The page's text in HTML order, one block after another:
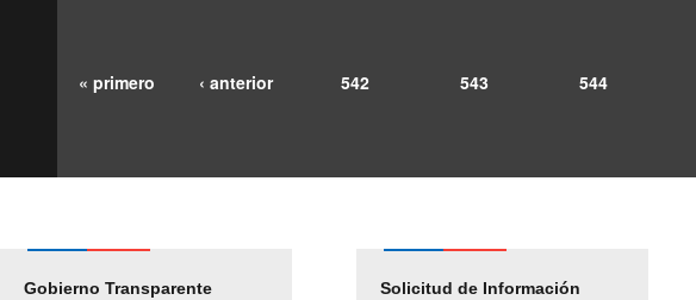
« primero ‹ anterior 542 543 544
Gobierno Transparente
Solicitud de Información
Pago Proveedores
Empleos Públicos